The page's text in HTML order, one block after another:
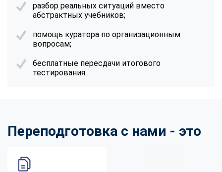
разбор реальных ситуаций вместо
абстрактных учебников;
помощь куратора по организационным
вопросам;
бесплатные пересдачи итогового
тестирования.
Переподготовка с нами - это